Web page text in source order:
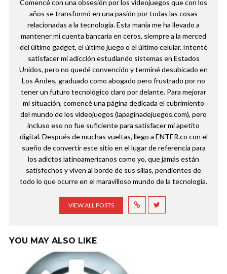
Comencé con una obsesión por los videojuegos que con los
años se transformó en una pasión por todas las cosas
relacionadas a la tecnología. Esta manía me ha llevado a
mantener mi cuenta bancaria en ceros, siempre a la merced
del último gadget, el último juego o el último celular. Intenté
satisfacer mi adicción estudiando sistemas en Estados
Unidos, pero no quedé convencido y terminé desubicado en
Los Andes, graduado como abogado pero frustrado por no
tener un futuro tecnológico claro por delante. Para mejorar
mi situación, comencé una página dedicada el cubrimiento
del mundo de los videojuegos (lapaginadejuegos.com), pero
incluso eso no fue suficiente para satisfacer mi apetito
digital. Después de muchas vueltas, llego a ENTER.co con el
sueño de convertir este sitio en el lugar de referencia para
los adictos latinoamericanos como yo, que jamás están
satisfechos y viven al borde de sus sillas, pendientes de
todo lo que ocurre en el maravilloso mundo de la tecnología.
VIEW ALL POSTS
YOU MAY ALSO LIKE